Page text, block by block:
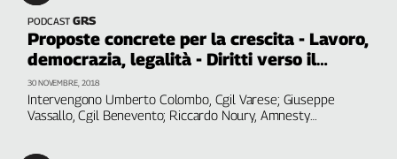
Categorie
Filcams
Filctem
Fillea
Filt
Fisac
PODCAST GRS
Proposte concrete per la crescita - Lavoro,
democrazia, legalità - Diritti verso il
futuro
Intervengono Umberto Colombo, Cgil Varese; Giuseppe
Vassallo, Cgil Benevento; Riccardo Noury, Amnesty
30 NOVEMBRE, 2018